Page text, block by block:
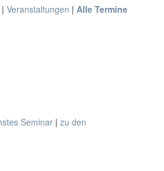
| Veranstaltungen | Alle Termine
Seminar | zu den